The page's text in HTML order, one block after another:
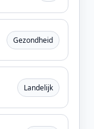
Gezondheid
Landelijk